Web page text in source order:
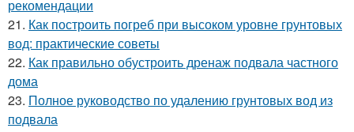
рекомендации
21. Как построить погреб при высоком уровне грунтовых
вод: практические советы
22. Как правильно обустроить дренаж подвала частного
дома
23. Полное руководство по удалению грунтовых вод из
подвала